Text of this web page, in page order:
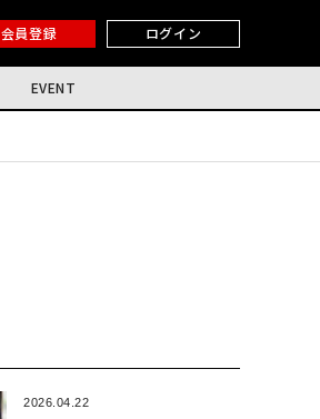
会員登録 ログイン
EVENT
2026.04.22